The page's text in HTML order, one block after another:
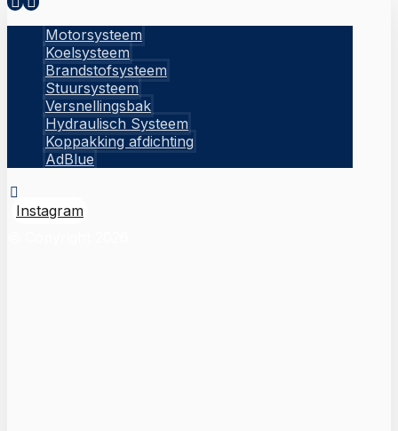
Motorsysteem
Koelsysteem
Brandstofsysteem
Stuursysteem
Versnellingsbak
Hydraulisch Systeem
Koppakking afdichting
AdBlue
Instagram